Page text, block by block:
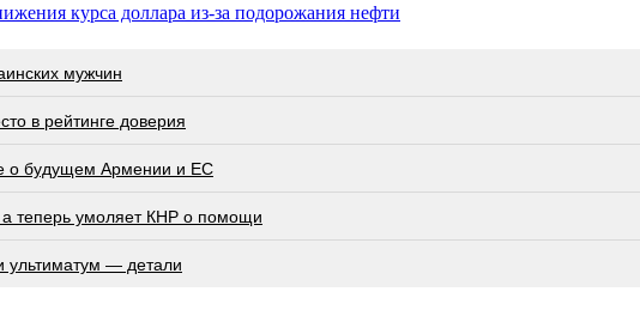
курса доллара из-за подорожания нефти
мужчин
в рейтинге доверия
о будущем Армении и ЕС
а теперь умоляет КНР о помощи
ультиматум — детали